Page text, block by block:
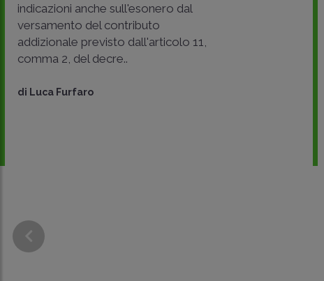
indicazioni anche sull'esonero dal
versamento del contributo
addizionale previsto dall'articolo 11,
comma 2, del decre..
di Luca Furfaro